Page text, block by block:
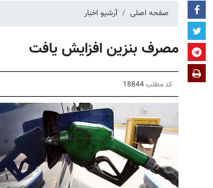
صفحه اصلی آرشیو اخبار
مصرف بنزین افزایش یافت
کد مطلب18844